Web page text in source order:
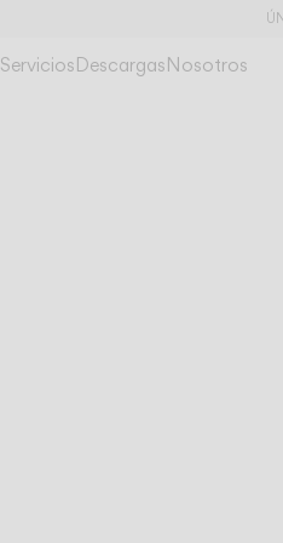
ServiciosDescargasNosotros